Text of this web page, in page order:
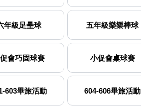
年級足壘球 五年級樂樂棒球
會巧固球賽 小促會桌球賽
603畢旅活動 604-606畢旅活動